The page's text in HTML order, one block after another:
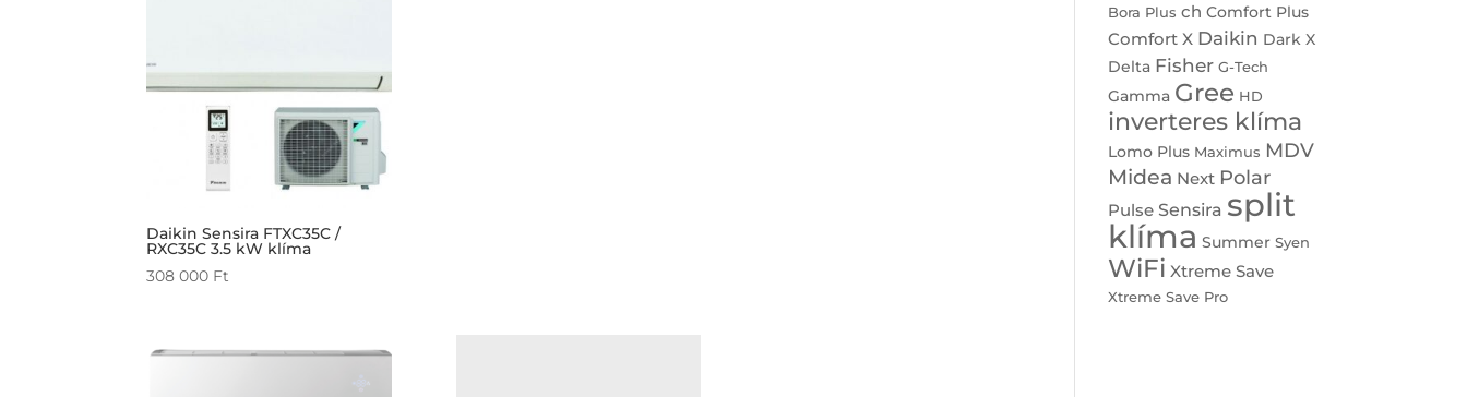
Daikin Sensira FTXC35C /
RXC35C 3.5 kW klíma
308 000 Ft
Bora Plus ch Comfort Plus
Comfort X Daikin Dark X
Delta Fisher G-Tech
Gamma Gree HD
inverteres klíma
Lomo Plus Maximus MDV
Midea Next Polar
Pulse Sensira split
klíma Summer Syen
WiFi Xtreme Save
Xtreme Save Pro